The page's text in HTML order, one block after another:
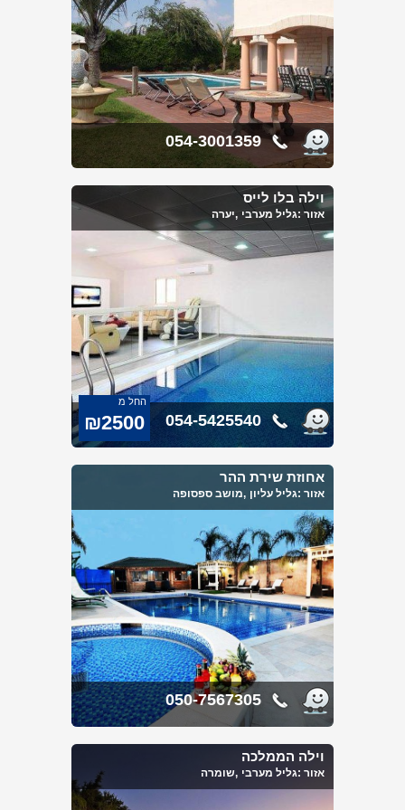
054-3001359
החל מ
₪2500 054-5425540
וילה בלו לייס
אזור :גליל מערבי ,יערה
050-7567305
אחוזת שירת ההר
אזור :גליל עליון ,מושב ספסופה
וילה הממלכה
אזור :גליל מערבי ,שומרה